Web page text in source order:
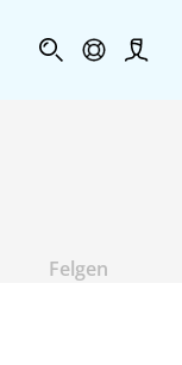
Felgen